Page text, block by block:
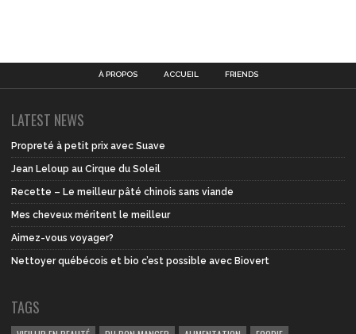
À PROPOS ACCUEIL FRIENDS
LATEST NEWS
Propreté à petit prix avec Suave
Jean Leloup au Cirque du Soleil
Recette – Le meilleur pâté chinois sans viande
Mes cheveux méritent le meilleur
Aimez-vous voyager?
Nettoyer québécois et bio c’est possible avec Biovert
TAGS